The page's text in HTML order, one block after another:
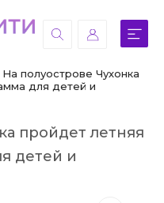
На полуострове Чухонка
для детей и
пройдет летняя
детей и